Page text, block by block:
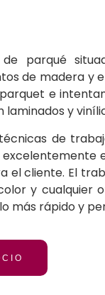
parqué
de madera y
e
y
de
el cliente. El
y cualquier
más rápido y